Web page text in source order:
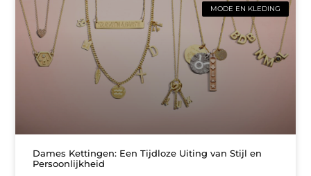
MODE EN KLEDING
Dames Kettingen: Een Tijdloze Uiting van Stijl en
Persoonlijkheid